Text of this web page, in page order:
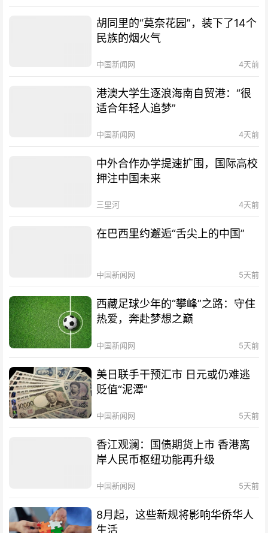
胡同里的“莫奈花园”，装下了14个
民族的烟火气
中国新闻网 4天前
港澳大学生逐浪海南自贸港：“很
适合年轻人追梦”
中国新闻网 4天前
中外合作办学提速扩围，国际高校
押注中国未来
三里河 4天前
在巴西里约邂逅“舌尖上的中国”
中国新闻网 5天前
西藏足球少年的“攀峰”之路：守住
热爱，奔赴梦想之巅
中国新闻网 5天前
美日联手干预汇市 日元或仍难逃
贬值“泥潭”
中国新闻网 5天前
香江观澜：国债期货上市 香港离
岸人民币枢纽功能再升级
中国新闻网 5天前
8月起，这些新规将影响华侨华人
生活